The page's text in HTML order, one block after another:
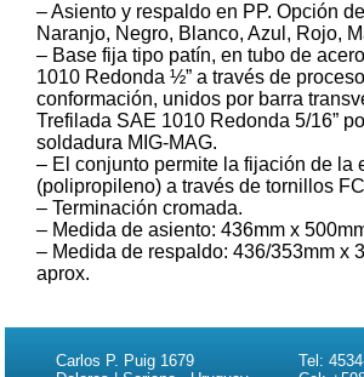
– Asiento y respaldo en PP. Opción
Naranjo, Negro, Blanco, Azul, Rojo,
– Base fija tipo patín, en tubo de
1010 Redonda ½” a través de
conformación, unidos por barra
Trefilada SAE 1010 Redonda 5/16”
soldadura MIG-MAG.
– El conjunto permite la fijación de la
(polipropileno) a través de tornillos
– Terminación cromada.
– Medida de asiento: 436mm x
– Medida de respaldo: 436/353mm x
aprox.
Tel:
Carlos P. Puig 1679